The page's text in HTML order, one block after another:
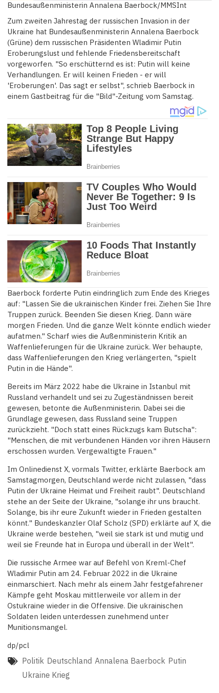
Bundesaußenministerin Annalena Baerbock/MMSInt
Zum zweiten Jahrestag der russischen Invasion in der
Ukraine hat Bundesaußenministerin Annalena Baerbock
(Grüne) dem russischen Präsidenten Wladimir Putin
Eroberungslust und fehlende Friedensbereitschaft
vorgeworfen. "So erschütternd es ist: Putin will keine
Verhandlungen. Er will keinen Frieden - er will
'Eroberungen'. Das sagt er selbst", schrieb Baerbock in
einem Gastbeitrag für die "Bild"-Zeitung vom Samstag.
Baerbock forderte Putin eindringlich zum Ende des Krieges
auf: "Lassen Sie die ukrainischen Kinder frei. Ziehen Sie Ihre
Truppen zurück. Beenden Sie diesen Krieg. Dann wäre
morgen Frieden. Und die ganze Welt könnte endlich wieder
aufatmen." Scharf wies die Außenministerin Kritik an
Waffenlieferungen für die Ukraine zurück. Wer behaupte,
dass Waffenlieferungen den Krieg verlängerten, "spielt
Putin in die Hände".
Bereits im März 2022 habe die Ukraine in Istanbul mit
Russland verhandelt und sei zu Zugeständnissen bereit
gewesen, betonte die Außenministerin. Dabei sei die
Grundlage gewesen, dass Russland seine Truppen
zurückzieht. "Doch statt eines Rückzugs kam Butscha":
"Menschen, die mit verbundenen Händen vor ihren Häusern
erschossen wurden. Vergewaltigte Frauen."
Im Onlinedienst X, vormals Twitter, erklärte Baerbock am
Samstagmorgen, Deutschland werde nicht zulassen, "dass
Putin der Ukraine Heimat und Freiheit raubt". Deutschland
stehe an der Seite der Ukraine, "solange ihr uns braucht.
Solange, bis ihr eure Zukunft wieder in Frieden gestalten
könnt." Bundeskanzler Olaf Scholz (SPD) erklärte auf X, die
Ukraine werde bestehen, "weil sie stark ist und mutig und
weil sie Freunde hat in Europa und überall in der Welt".
Die russische Armee war auf Befehl von Kreml-Chef
Wladimir Putin am 24. Februar 2022 in die Ukraine
einmarschiert. Nach mehr als einem Jahr festgefahrener
Kämpfe geht Moskau mittlerweile vor allem in der
Ostukraine wieder in die Offensive. Die ukrainischen
Soldaten leiden unterdessen zunehmend unter
Munitionsmangel.
dp/pcl
Politik Deutschland Annalena Baerbock Putin
Ukraine Krieg